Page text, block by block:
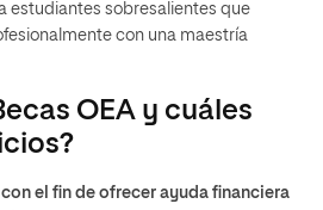
estudiantes sobresalientes que
con una maestría
OEA y cuáles
con el fin de ofrecer ayuda financiera